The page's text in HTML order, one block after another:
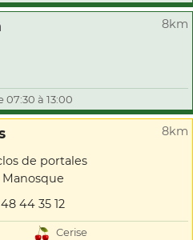
8km
07:30 à 13:00
8km
de portales
44 35 12
Cerise